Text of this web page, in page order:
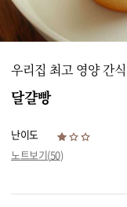
우리집 최고 영양 간식
달걀빵
난이도
노트보기(50)